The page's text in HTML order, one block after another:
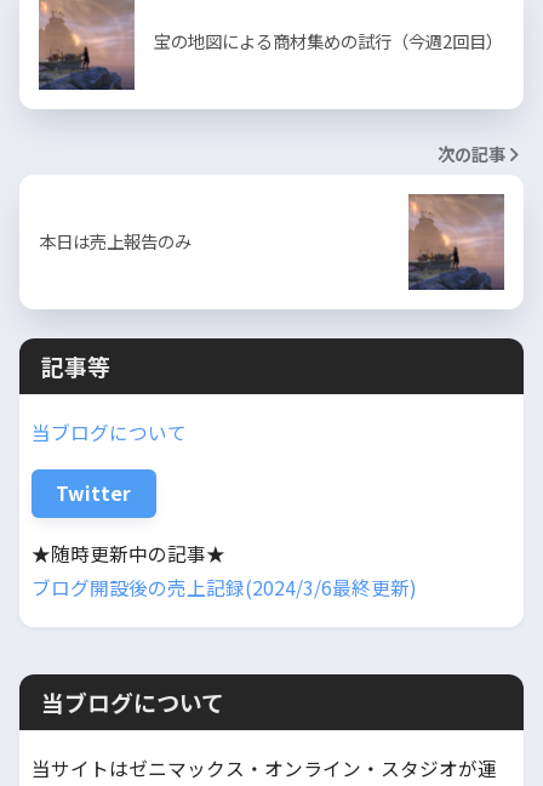
宝の地図による商材集めの試行（今週2回目）
次の記事
本日は売上報告のみ
記事等
当ブログについて
Twitter
★随時更新中の記事★
ブログ開設後の売上記録(2024/3/6最終更新)
当ブログについて
当サイトはゼニマックス・オンライン・スタジオが運